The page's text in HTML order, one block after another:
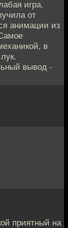
игра.
от
анимации из
в
вывод -
приятный на